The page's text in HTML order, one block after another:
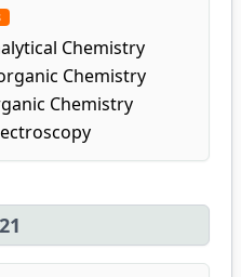
Chemistry
Chemistry
Chemistry